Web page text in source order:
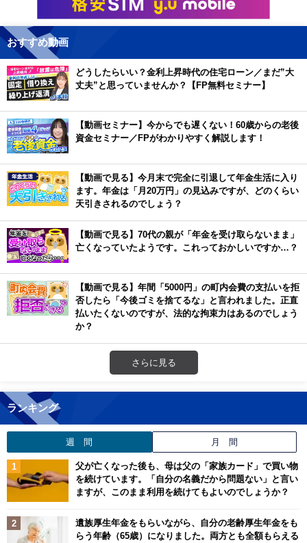
おすすめ動画
どうしたらいい？金利上昇時代の住宅ローン／まだ”大
丈夫”と思っていませんか？【FP無料セミナー】
【動画セミナー】今からでも遅くない！60歳からの老後
資金セミナー／FPがわかりやすく解説します！
【動画で見る】今月末で完全に引退して年金生活に入り
ます。年金は「月20万円」の見込みですが、どのくらい
天引きされるのでしょう？
【動画で見る】70代の親が「年金を受け取らないまま」
亡くなっていたようです。これっておかしいですか…？
【動画で見る】年間「5000円」の町内会費の支払いを拒
否したら「今後ゴミを捨てるな」と言われました。正直
払いたくないのですが、法的な拘束力はあるのでしょう
か？
さらに見る
ランキング
週 間 月 間
父が亡くなった後も、母は父の「家族カード」で買い物
を続けています。「自分の名義だから問題ない」と言い
ますが、このまま利用を続けてもよいのでしょうか？
遺族厚生年金をもらいながら、自分の老齢厚生年金をも
らう年齢（65歳）になりました。両方とも全額もらえる